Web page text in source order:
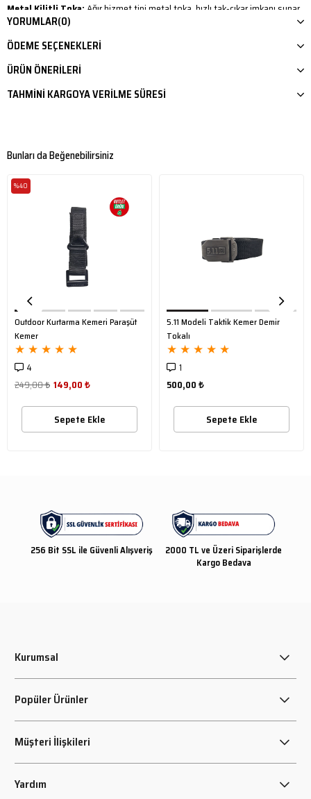
Metal Kilitli Toka: Ağır hizmet tipi metal toka, hızlı tak-çıkar imkanı sunar
ve kesinlikle kayma yapmaz.
Kişiselleştirilebilir Boy:
130 cm uzunluğundadır. Kendi bel ölçünüze göre
Standart Uyumluluk:
köprülerine uyar.
sağlamlığıyla hemen tanışın!
YORUMLAR(0)
ÖDEME SEÇENEKLERI
ÜRÜN ÖNERILERI
TAHMINI KARGOYA VERILME SÜRESI
Bunları da Beğenebilirsiniz
Outdoor Kurtarma Kemeri Paraşüt
Kemer
★ ★ ★ ★ ★
4
149,00 ₺
249,00 ₺
Sepete Ekle
%40
5.11 Modeli Taktik Kemer Demir
Tokalı
★ ★ ★ ★ ★
1
500,00 ₺
Sepete Ekle
256 Bit SSL ile Güvenli Alışveriş
2000 TL ve Üzeri Siparişlerde
Kargo Bedava
Kurumsal
Popüler Ürünler
Müşteri İlişkileri
Yardım